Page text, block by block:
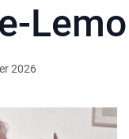
2026